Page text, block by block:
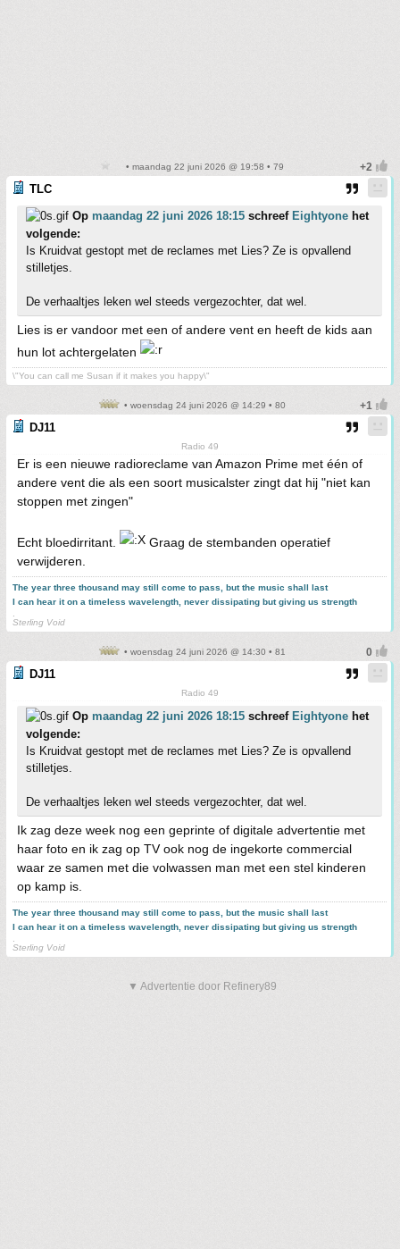
• maandag 22 juni 2026 @ 19:58 • 79
TLC
Op maandag 22 juni 2026 18:15 schreef Eightyone het
volgende:
Is Kruidvat gestopt met de reclames met Lies? Ze is opvallend
stilletjes.
De verhaaltjes leken wel steeds vergezochter, dat wel.
Lies is er vandoor met een of andere vent en heeft de kids aan
hun lot achtergelaten
\"You can call me Susan if it makes you happy\"
• woensdag 24 juni 2026 @ 14:29 • 80
DJ11
Radio 49
Er is een nieuwe radioreclame van Amazon Prime met één of
andere vent die als een soort musicalster zingt dat hij "niet kan
stoppen met zingen"
Echt bloedirritant.
Graag de stembanden operatief
verwijderen.
The year three thousand may still come to pass, but the music shall last
I can hear it on a timeless wavelength, never dissipating but giving us strength
Sterling Void
• woensdag 24 juni 2026 @ 14:30 • 81
DJ11
Radio 49
Op maandag 22 juni 2026 18:15 schreef Eightyone het
volgende:
Is Kruidvat gestopt met de reclames met Lies? Ze is opvallend
stilletjes.
De verhaaltjes leken wel steeds vergezochter, dat wel.
Ik zag deze week nog een geprinte of digitale advertentie met
haar foto en ik zag op TV ook nog de ingekorte commercial
waar ze samen met die volwassen man met een stel kinderen
op kamp is.
The year three thousand may still come to pass, but the music shall last
I can hear it on a timeless wavelength, never dissipating but giving us strength
Sterling Void
▼ Advertentie door Refinery89